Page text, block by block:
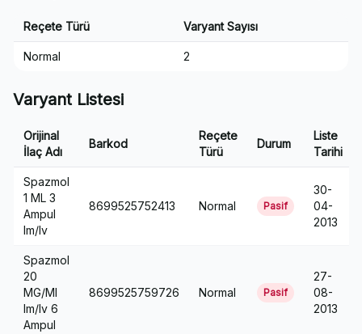
Reçete Türü Varyant Sayısı
Normal 2
Varyant Listesi
Orijinal
İlaç Adı
Barkod
Reçete
Türü
Durum
Liste
Tarihi
Spazmol
1 ML 3
Ampul
Im/Iv
8699525752413 Normal Pasif
30-
04-
2013
Spazmol
20
MG/Ml
Im/Iv 6
Ampul
8699525759726 Normal Pasif
27-
08-
2013